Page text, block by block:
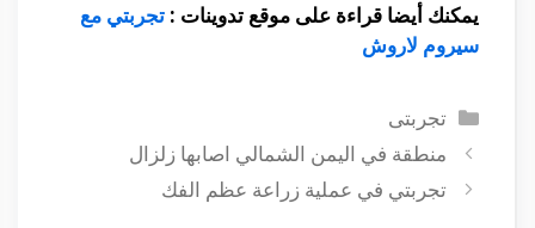
يمكنك أيضا قراءة على موقع تدوينات : تجربتي مع
سيروم لاروش
التصنيفات
تجربتى
منطقة في اليمن الشمالي اصابها زلزال
تجربتي في عملية زراعة عظم الفك